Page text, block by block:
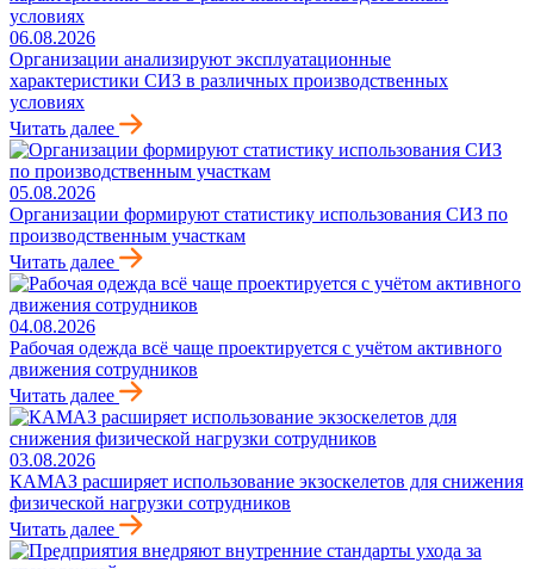
06.08.2026
Организации анализируют эксплуатационные
характеристики СИЗ в различных производственных
условиях
Читать далее
05.08.2026
Организации формируют статистику использования СИЗ по
производственным участкам
Читать далее
04.08.2026
Рабочая одежда всё чаще проектируется с учётом активного
движения сотрудников
Читать далее
03.08.2026
КАМАЗ расширяет использование экзоскелетов для снижения
физической нагрузки сотрудников
Читать далее